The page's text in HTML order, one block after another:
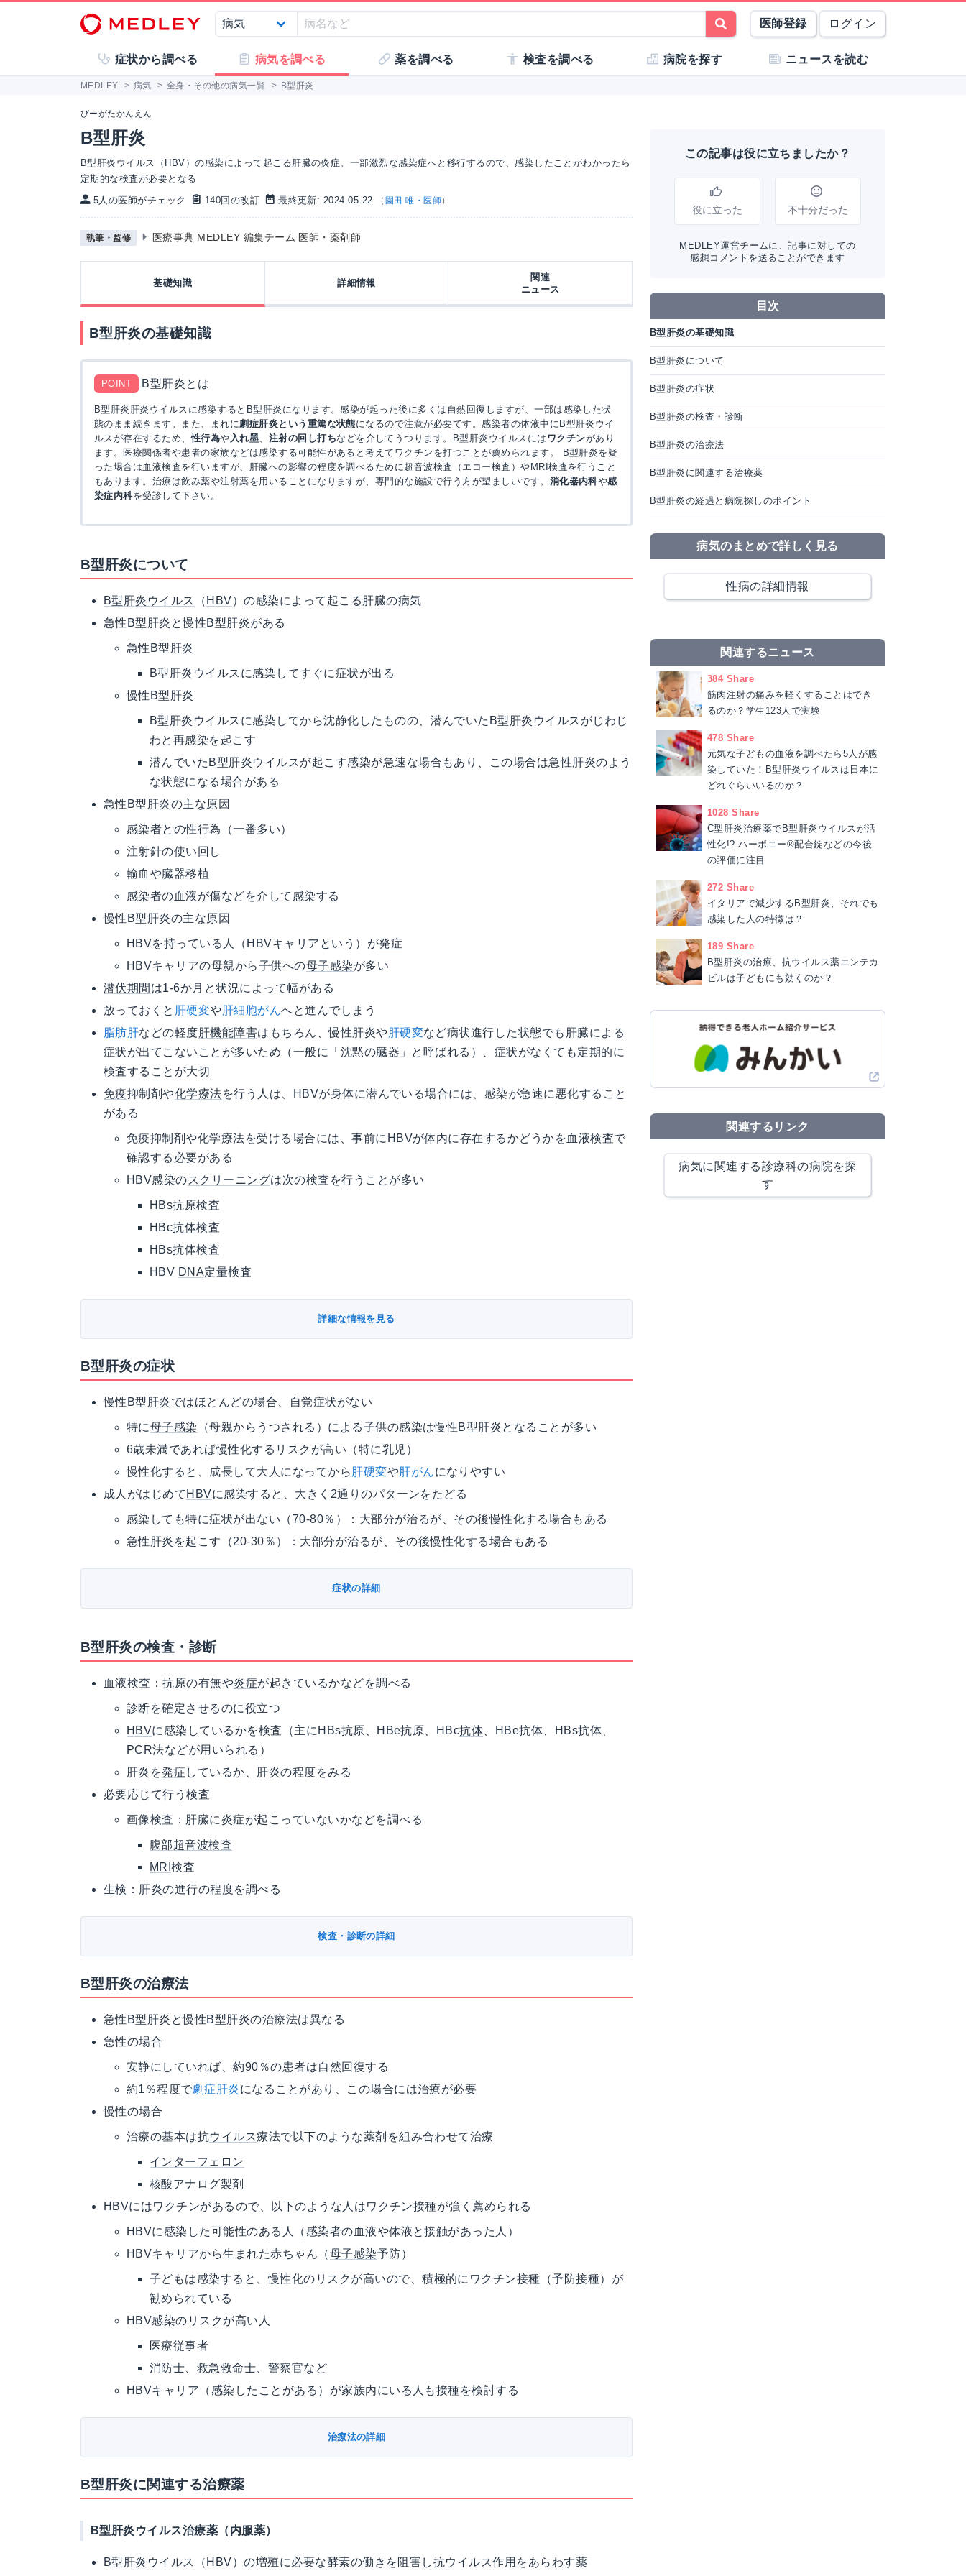
医師登録 ログイン
症状から調べる 病気を調べる 薬を調べる 検査を調べる 病院を探す ニュースを読む
MEDLEY > 病気 > 全身・その他の病気一覧 > B型肝炎
びーがたかんえん
B型肝炎
B型肝炎ウイルス（HBV）の感染によって起こる肝臓の炎症。一部激烈な感染症へと移行するので、感染したことがわかったら
定期的な検査が必要となる
5人の医師がチェック
140回の改訂 最終更新: 2024.05.22 （ 園田 唯・医師）
執筆・監修 医療事典 MEDLEY 編集チーム 医師・薬剤師
基礎知識 詳細情報
関連
ニュース
B型肝炎の基礎知識
POINT B型肝炎とは
B型肝炎肝炎ウイルスに感染するとB型肝炎になります。感染が起った後に多くは自然回復しますが、一部は感染した状
態のまま続きます。また、まれに劇症肝炎という重篤な状態になるので注意が必要です。感染者の体液中にB型肝炎ウイ
ルスが存在するため、性行為や入れ墨、 注射の回し打ちなどを介してうつります。B型肝炎ウイルスには ワクチンがあり
ます。医療関係者や患者の家族などは感染する可能性があると考えてワクチンを打つことが薦められます。 B型肝炎を疑
った場合は血液検査を行いますが、肝臓への影響の程度を調べるために超音波検査（エコー検査）やMRI検査を行うこと
もあります。治療は飲み薬や注射薬を用いることになりますが、専門的な施設で行う方が望ましいです。 消化器内科や感
染症内科を受診して下さい。
B型肝炎について
B型肝炎ウイルス （ HBV）の感染によって起こる肝臓の病気
急性B型肝炎と慢性B型肝炎がある
急性B型肝炎
B型肝炎ウイルスに感染してすぐに症状が出る
慢性B型肝炎
B型肝炎ウイルスに感染してから沈静化したものの、潜んでいたB型肝炎ウイルスがじわじ
わと再感染を起こす
潜んでいたB型肝炎ウイルスが起こす感染が急速な場合もあり、この場合は急性肝炎のよう
な状態になる場合がある
急性B型肝炎の主な原因
感染者との性行為（一番多い）
注射針の使い回し
輸血や臓器移植
感染者の血液が傷などを介して感染する
慢性B型肝炎の主な原因
HBVを持っている人（HBVキャリアという）が発症
HBVキャリアの母親から子供への母子感染が多い
潜伏期間 は1-6か月と状況によって幅がある
放っておくと 肝硬変や 肝細胞がんへと進んでしまう
脂肪肝などの軽度 肝機能障害はもちろん、慢性肝炎や 肝硬変など病状進行した状態でも肝臓による
症状が出てこないことが多いため（一般に「沈黙の臓器」と呼ばれる）、症状がなくても定期的に
検査することが大切
免疫抑制剤や化学療法を行う人は、HBVが身体に潜んでいる場合には、感染が急速に悪化すること
がある
免疫抑制剤や化学療法を受ける場合には、事前にHBVが体内に存在するかどうかを血液検査で
確認する必要がある
HBV感染のスクリーニングは次の検査を行うことが多い
HBs抗原検査
HBc抗体検査
HBs抗体検査
HBV DNA定量検査
詳細な情報を見る
B型肝炎の症状
慢性B型肝炎ではほとんどの場合、自覚症状がない
特に母子感染
（母親からうつされる）による子供の感染は慢性B型肝炎となることが多い
6歳未満であれば慢性化するリスクが高い（特に乳児）
慢性化すると、成長して大人になってから 肝硬変や肝がんになりやすい
成人がはじめて HBVに感染すると、大きく2通りのパターンをたどる
感染しても特に症状が出ない（70-80％）：大部分が治るが、その後慢性化する場合もある
急性肝炎を起こす（20-30％）：大部分が治るが、その後慢性化する場合もある
症状の詳細
B型肝炎の検査・診断
血液検査：抗原の有無や炎症が起きているかなどを調べる
診断を確定させるのに役立つ
HBVに感染しているかを検査（主にHBs抗原、HBe抗原、HBc抗体 、HBe抗体、HBs抗体、
PCR法などが用いられる）
肝炎を発症 しているか、肝炎の程度をみる
必要応じて行う検査
画像検査：肝臓に炎症が起こっていないかなどを調べる
腹部超音波検査
MRI検査
生検 ：肝炎の進行の程度を調べる
検査・診断の詳細
B型肝炎の治療法
急性B型肝炎と慢性B型肝炎の治療法は異なる
急性の場合
安静にしていれば、約90％の患者は自然回復する
約1％程度で劇症肝炎になることがあり、この場合には治療が必要
慢性の場合
治療の基本は抗ウイルス療法で以下のような薬剤を組み合わせて治療
インターフェロン
核酸アナログ製剤
HBVにはワクチンがあるので、以下のような人はワクチン接種が強く薦められる
HBVに感染した可能性のある人（感染者の血液や体液と接触があった人）
HBVキャリアから生まれた赤ちゃん（母子感染予防）
子どもは感染すると、慢性化のリスクが高いので、積極的にワクチン接種（予防接種）が
勧められている
HBV感染のリスクが高い人
医療従事者
消防士、救急救命士、警察官など
HBVキャリア（感染したことがある）が家族内にいる人も接種を検討する
治療法の詳細
B型肝炎に関連する治療薬
B型肝炎ウイルス治療薬（内服薬）
B型肝炎ウイルス（HBV）の増殖に必要な酵素の働きを阻害し抗ウイルス作用をあらわす薬
この記事は役に立ちましたか？
役に立った 不十分だった
MEDLEY運営チームに、記事に対しての
感想コメントを送ることができます
目次
B型肝炎の基礎知識
B型肝炎について
B型肝炎の症状
B型肝炎の検査・診断
B型肝炎の治療法
B型肝炎に関連する治療薬
B型肝炎の経過と病院探しのポイント
病気のまとめで詳しく見る
性病の詳細情報
関連するニュース
384 Share
筋肉注射の痛みを軽くすることはでき
るのか？学生123人で実験
478 Share
元気な子どもの血液を調べたら5人が感
染していた！B型肝炎ウイルスは日本に
どれぐらいいるのか？
1028 Share
C型肝炎治療薬でB型肝炎ウイルスが活
性化!? ハーボニー®配合錠などの今後
の評価に注目
272 Share
イタリアで減少するB型肝炎、それでも
感染した人の特徴は？
189 Share
B型肝炎の治療、抗ウイルス薬エンテカ
ビルは子どもにも効くのか？
関連するリンク
病気に関連する診療科の病院を探
す